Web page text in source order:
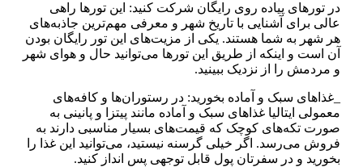
در تور‌های پیاده روی رایگان شرکت کنید: این تور‌ها راهی
عالی برای آشنایی با تاریخ شهر و معرفی مهم‌ترین جاذبه‌های
هر شهر به شما هستند. یکی از مزیت‌های این تور رایگان بودن
آن است و اینکه از طریق این تور‌ها می‌توانید حال و هوای شهر
و مردمش را از نزدیک ببینید.
_غذا‌های سبک و آماده بخورید: در رستوران‌ها و کافه‌های
معمولی ایتالیا غذا‌های سبک و آماده مانند پیتزا و پانینی به
صورت تکه‌های کوچک که قیمت‌های بسیار مناسبی دارند به
فروش می‌رسد. اگر خیلی گرسنه نیستید، می‌توانید این غذا را
بخورید و در سفرتان پول قابل توجهی پس انداز کنید.